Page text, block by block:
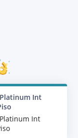
Int
Int